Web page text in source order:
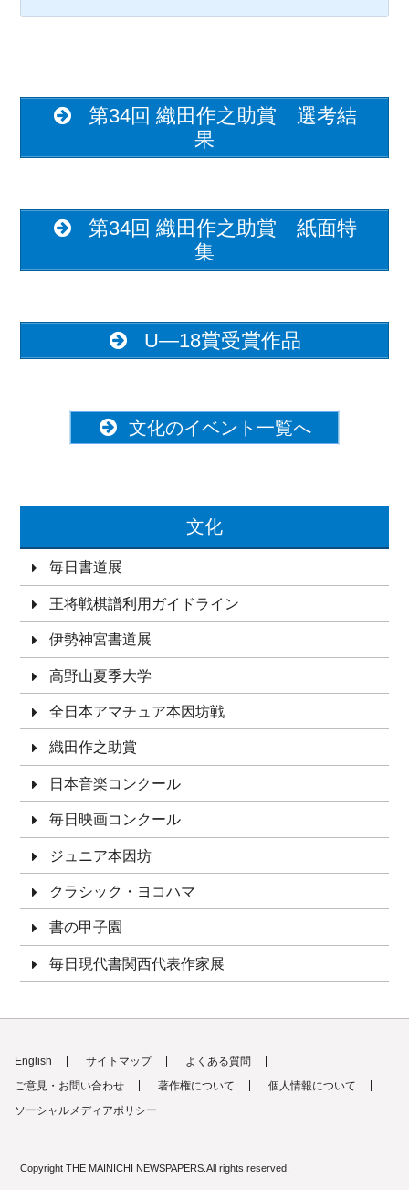
第34回 織田作之助賞 選考結
果
第34回 織田作之助賞 紙面特
集
U―18賞受賞作品
文化のイベント一覧へ
文化
毎日書道展
王将戦棋譜利用ガイドライン
伊勢神宮書道展
高野山夏季大学
全日本アマチュア本因坊戦
織田作之助賞
日本音楽コンクール
毎日映画コンクール
ジュニア本因坊
クラシック・ヨコハマ
書の甲子園
毎日現代書関西代表作家展
English サイトマップ
よくある質問
ご意見・お問い合わせ
著作権について
個人情報について
ソーシャルメディアポリシー
Copyright THE MAINICHI NEWSPAPERS.All rights reserved.